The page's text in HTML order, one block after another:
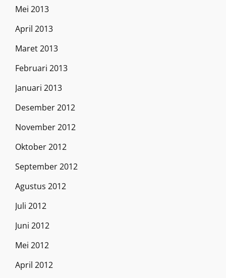
Mei 2013
April 2013
Maret 2013
Februari 2013
Januari 2013
Desember 2012
November 2012
Oktober 2012
September 2012
Agustus 2012
Juli 2012
Juni 2012
Mei 2012
April 2012